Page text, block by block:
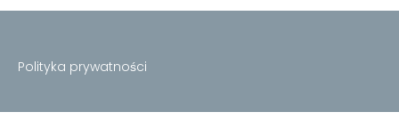
Polityka prywatności